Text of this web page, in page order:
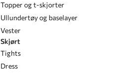
Topper og t-skjorter
Ullundertøy og baselayer
Vester
Skjørt
Tights
Dress